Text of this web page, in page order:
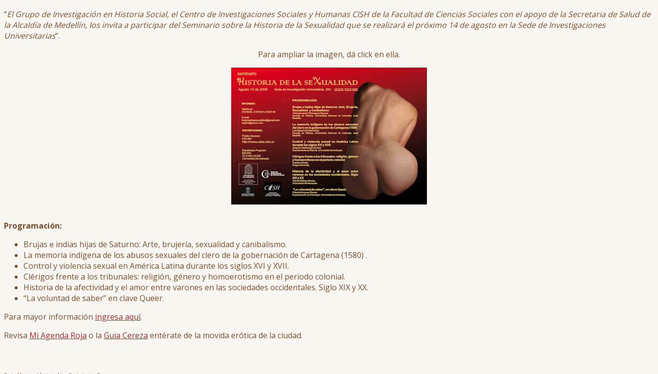
“El Grupo de Investigación en Historia Social, el Centro de Investigaciones Sociales y Humanas CISH de la Facultad de Ciencias Sociales con el apoyo de la Secretaria de Salud de
la Alcaldía de Medellín, los invita a participar del Seminario sobre la Historia de la Sexualidad que se realizará el próximo 14 de agosto en la Sede de Investigaciones
Universitarias“.
Para ampliar la imagen, dá click en ella.
Programación:
Brujas e indias hijas de Saturno: Arte, brujería, sexualidad y canibalismo.
La memoria indígena de los abusos sexuales del clero de la gobernación de Cartagena (1580) .
Control y violencia sexual en América Latina durante los siglos XVI y XVII.
Clérigos frente a los tribunales: religión, género y homoerotismo en el periodo colonial.
Historia de la afectividad y el amor entre varones en las sociedades occidentales. Siglo XIX y XX.
“La voluntad de saber” en clave Queer.
Para mayor información ingresa aquí.
Revisa Mi Agenda Roja o la Guia Cereza entérate de la movida erótica de la ciudad.